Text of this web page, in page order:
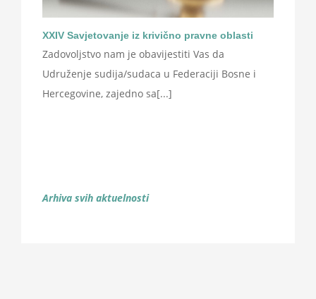
XXIV Savjetovanje iz krivično pravne oblasti
Zadovoljstvo nam je obavijestiti Vas da
Udruženje sudija/sudaca u Federaciji Bosne i
Hercegovine, zajedno sa[...]
Arhiva svih aktuelnosti